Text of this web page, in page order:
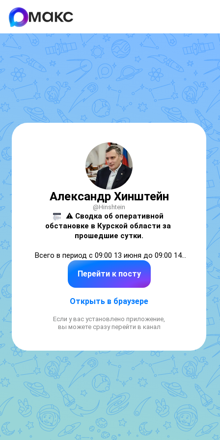
Александр Хинштейн
@Hinshtein
⚠️ Сводка об оперативной
обстановке в Курской области за
прошедшие сутки.
Всего в период с 09:00 13 июня до 09:00 14
июня сбито 168 вражеских беспилотников
различного типа. 95 раз враг применил
артиллерию по отселённым районам. 20 раз
с помощью взрывных устройств.
В результате атак в селе Нижний Мордок
В слободе Белой Беловского района
повреждены забор дома и автомобиль.
Погибших и пострадавших нет.
ХИНШТЕЙН. Подписаться в VK MAX |
Telegram.
Перейти к посту
Открыть в браузере
Если у вас установлено приложение,
вы можете сразу перейти в канал